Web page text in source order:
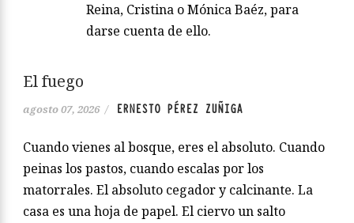
Reina, Cristina o Mónica Baéz, para
darse cuenta de ello.
El fuego
agosto 07, 2026 / ERNESTO PÉREZ ZUÑIGA
Cuando vienes al bosque, eres el absoluto. Cuando
peinas los pastos, cuando escalas por los
matorrales. El absoluto cegador y calcinante. La
casa es una hoja de papel. El ciervo un salto